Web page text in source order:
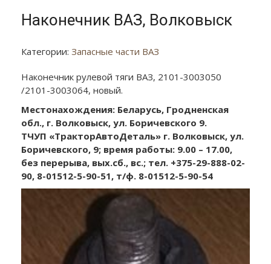
Наконечник ВАЗ, Волковыск
Категории: Запасные части ВАЗ
Наконечник рулевой тяги ВАЗ, 2101-3003050
/2101-3003064, новый.
Местонахождения: Беларусь, Гродненская
обл., г. Волковыск, ул. Боричевского 9.
ТЧУП «ТракторАвтоДеталь» г. Волковыск, ул.
Боричевского, 9; время работы: 9.00 – 17.00,
без перерыва, вых.сб., вс.; тел. +375-29-888-02-
90, 8-01512-5-90-51, т/ф. 8-01512-5-90-54